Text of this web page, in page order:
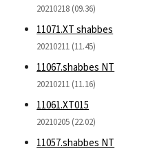
20210218 (09.36)
11071.XT shabbes
20210211 (11.45)
11067.shabbes NT
20210211 (11.16)
11061.XT015
20210205 (22.02)
11057.shabbes NT